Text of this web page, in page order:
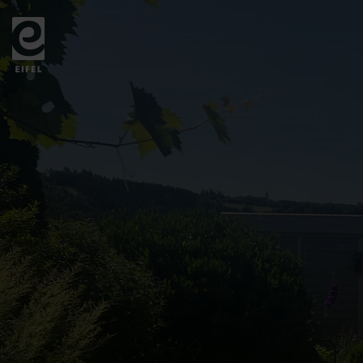
Zurück
zur
Startseite